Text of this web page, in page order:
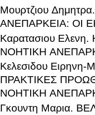
Μουρτζιου
ΑΝΕΠΑΡΚΕΙΑ: ΟΙ
Καρατασιου
ΝΟΗΤΙΚΗ
Κελεσιδου
ΠΡΑΚΤΙΚΕΣ
ΝΟΗΤΙΚΗ
Γκουντη Μαρια.